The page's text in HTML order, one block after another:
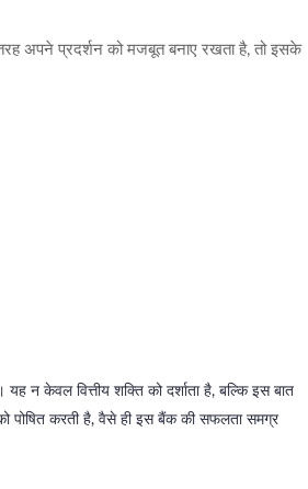
अपने प्रदर्शन को मजबूत बनाए रखता है, तो इसके
न केवल वित्तीय शक्ति को दर्शाता है, बल्कि इस बात
पोषित करती है, वैसे ही इस बैंक की सफलता समग्र